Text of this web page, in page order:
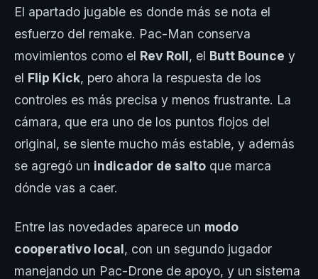
El apartado jugable es donde más se nota el
esfuerzo del remake. Pac-Man conserva
movimientos como el Rev Roll, el Butt Bounce y
el Flip Kick, pero ahora la respuesta de los
controles es más precisa y menos frustrante. La
cámara, que era uno de los puntos flojos del
original, se siente mucho más estable, y además
se agregó un indicador de salto que marca
dónde vas a caer.
Entre las novedades aparece un modo
cooperativo local, con un segundo jugador
manejando un Pac-Drone de apoyo, y un sistema